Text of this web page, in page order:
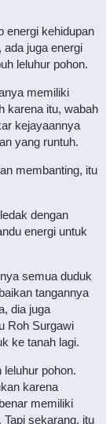
energi kehidupan
ada juga energi
leluhur pohon.
memiliki
karena itu, wabah
kejayaannya
yang runtuh.
membanting, itu
dengan
energi untuk
semua duduk
tangannya
dia juga
Roh Surgawi
ke tanah lagi.
leluhur pohon.
karena
memiliki
sekarang, itu